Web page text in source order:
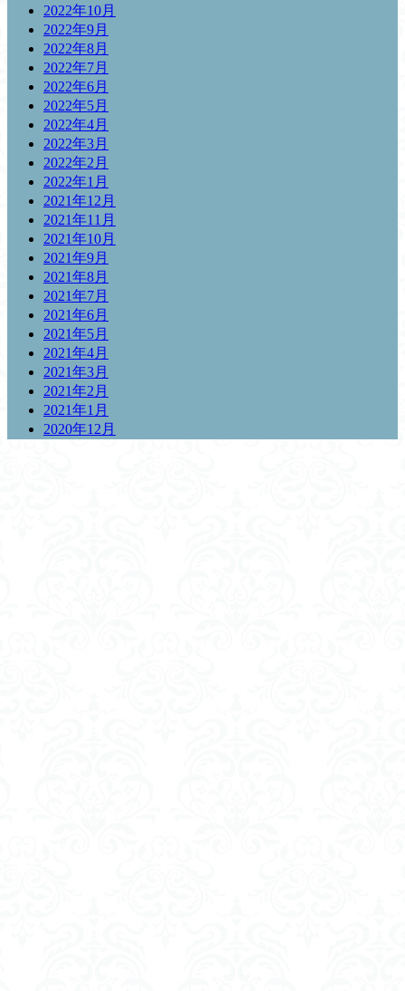
2022年10月
2022年9月
2022年8月
2022年7月
2022年6月
2022年5月
2022年4月
2022年3月
2022年2月
2022年1月
2021年12月
2021年11月
2021年10月
2021年9月
2021年8月
2021年7月
2021年6月
2021年5月
2021年4月
2021年3月
2021年2月
2021年1月
2020年12月